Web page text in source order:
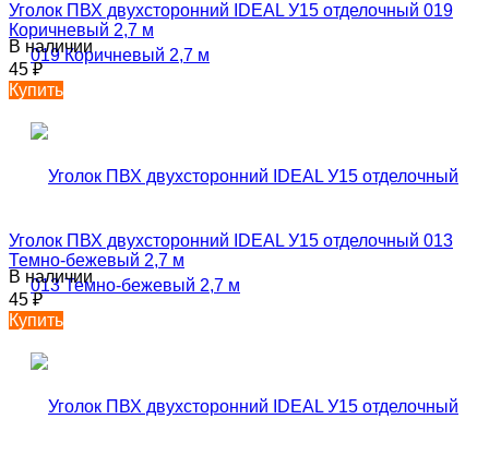
Уголок ПВХ двухсторонний IDEAL У15 отделочный 019
Коричневый 2,7 м
В наличии
45₽
Купить
Уголок ПВХ двухсторонний IDEAL У15 отделочный 013
Темно-бежевый 2,7 м
В наличии
45₽
Купить